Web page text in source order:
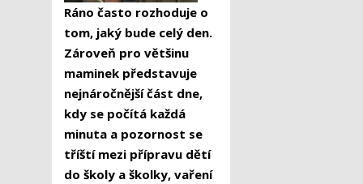
Ráno často rozhoduje o
tom, jaký bude celý den.
Zároveň pro většinu
maminek představuje
nejnáročnější část dne,
kdy se počítá každá
minuta a pozornost se
tříští mezi přípravu dětí
do školy a školky, vaření